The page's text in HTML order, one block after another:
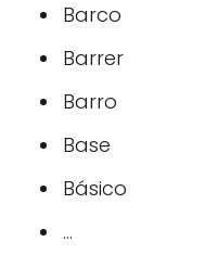
Barco
Barrer
Barro
Base
Básico
...